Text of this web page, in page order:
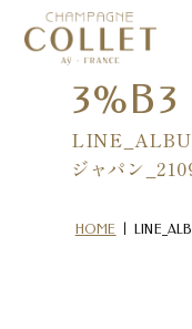
3%B3
ジャパン
HOME |